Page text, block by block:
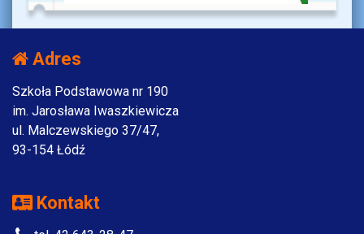
Adres
Szkoła Podstawowa nr 190
im. Jarosława Iwaszkiewicza
ul. Malczewskiego 37/47,
93-154 Łódź
Kontakt